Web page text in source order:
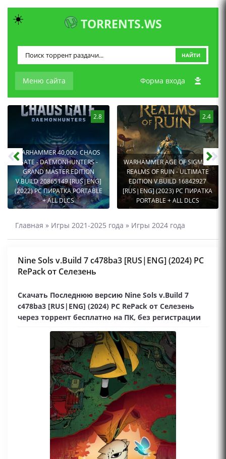
TORRENTS.WS
Меню сайта
НАЙТИ
Форма входа
2.8
WARHAMMER 40,000: CHAOS
GATE - DAEMONHUNTERS -
GRAND MASTER EDITION
V.BUILD 20865149 [RUS|ENG]
(2022) PC ПИРАТКА PORTABLE
+ ALL DLCS
2.4
WARHAMMER AGE OF SIGMAR:
REALMS OF RUIN - ULTIMATE
EDITION V.BUILD 16842927
[RUS|ENG] (2023) PC ПИРАТКА
PORTABLE + ALL DLCS
Главная » Игры 2021-2025 года » Игры 2024 года
Nine Sols v.Build 7 c478ba3 [RUS|ENG] (2024) PC
RePack от Селезень
Скачать Последнюю версию Nine Sols v.Build 7
c478ba3 [RUS|ENG] (2024) PC RePack от Селезень
через торрент бесплатно на ПК, без регистрации
☀️